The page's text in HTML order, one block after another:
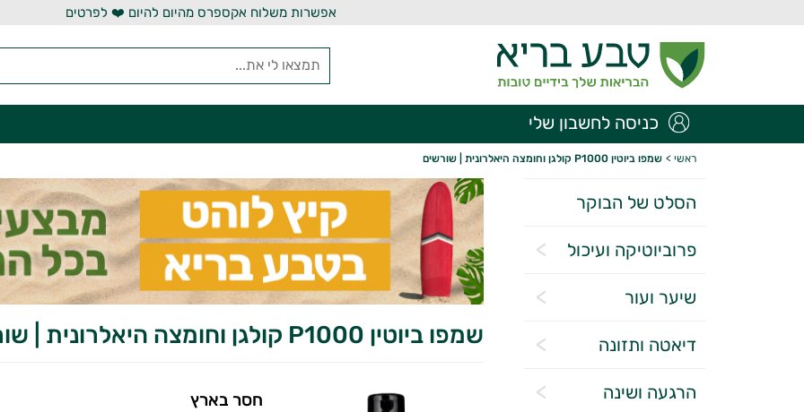
אפשרות משלוח אקספרס מהיום להיום ❤️ לפרטים
כניסה לחשבון שלי
ראשי > שמפו ביוטין P1000 קולגן וחומצה היאלרונית | שורשים
הסלט של הבוקר
פרוביוטיקה ועיכול
שיער ועור
דיאטה ותזונה
הרגעה ושינה
שמפו ביוטין P1000 קולגן וחומצה היאלרונית | שורשים
חסר בארץ